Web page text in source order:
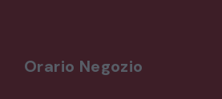
Orario Negozio